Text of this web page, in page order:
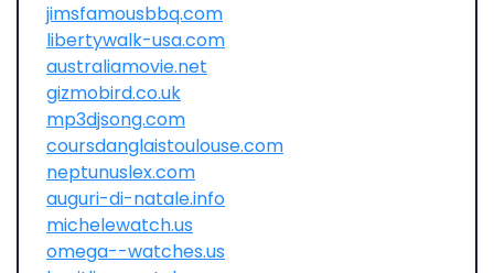
jimsfamousbbq.com
libertywalk-usa.com
australiamovie.net
gizmobird.co.uk
mp3djsong.com
coursdanglaistoulouse.com
neptunuslex.com
auguri-di-natale.info
michelewatch.us
omega--watches.us